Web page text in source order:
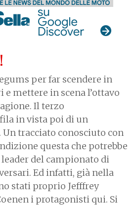
per far scendere in
mettere in scena l’ottavo
Il terzo
in vista poi di un
Un tracciato conosciuto con
questa che potrebbe
del campionato di
Ed infatti, già nella
stati proprio Jefffrey
i protagonisti qui. Si